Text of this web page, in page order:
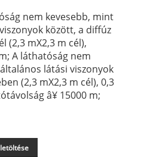
nem kevesebb, mint
között, a diffúz
(2,3 mX2,3 m cél),
A láthatóság nem
látási viszonyok
(2,3 mX2,3 m cél), 0,3
â¥ 15000 m;
letöltése